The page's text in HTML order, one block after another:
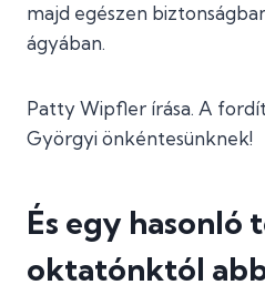
majd egészen
ágyában.
Patty Wipfler írása. A
Györgyi önkéntesünknek!
És egy hasonló
oktatónktól